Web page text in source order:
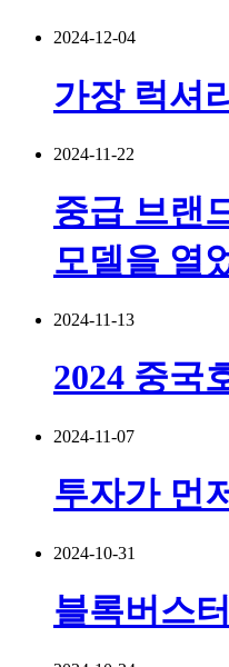
2024-12-04
가장 럭셔
2024-11-22
중급 브랜
모델을 열
2024-11-13
2024 중국
2024-11-07
투자가 먼
2024-10-31
블록버스